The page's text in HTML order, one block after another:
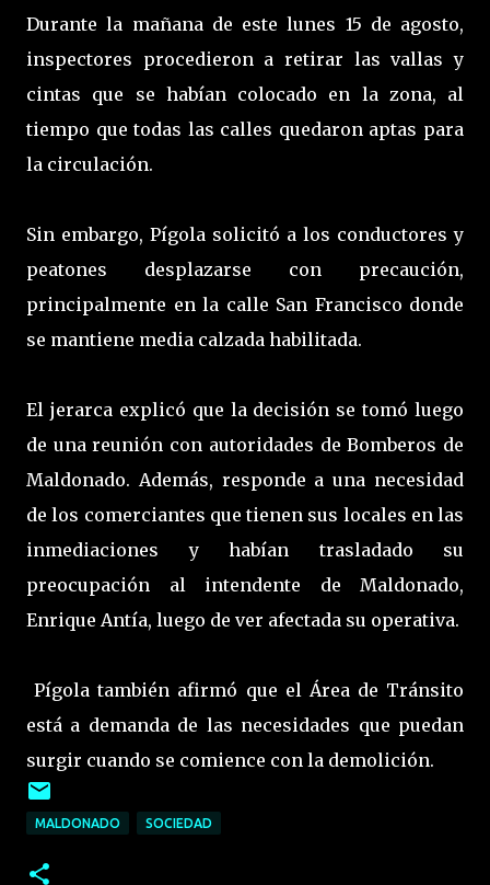
Durante la mañana de este lunes 15 de agosto,
inspectores procedieron a retirar las vallas y
cintas que se habían colocado en la zona, al
tiempo que todas las calles quedaron aptas para
la circulación.
Sin embargo, Pígola solicitó a los conductores y
peatones desplazarse con precaución,
principalmente en la calle San Francisco donde
se mantiene media calzada habilitada.
El jerarca explicó que la decisión se tomó luego
de una reunión con autoridades de Bomberos de
Maldonado. Además, responde a una necesidad
de los comerciantes que tienen sus locales en las
inmediaciones y habían trasladado su
preocupación al intendente de Maldonado,
Enrique Antía, luego de ver afectada su operativa.
Pígola también afirmó que el Área de Tránsito
está a demanda de las necesidades que puedan
surgir cuando se comience con la demolición.
MALDONADO SOCIEDAD